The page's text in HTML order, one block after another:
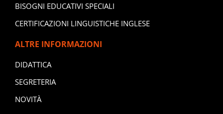
BISOGNI EDUCATIVI SPECIALI
CERTIFICAZIONI LINGUISTICHE INGLESE
ALTRE INFORMAZIONI
DIDATTICA
SEGRETERIA
NOVITÀ